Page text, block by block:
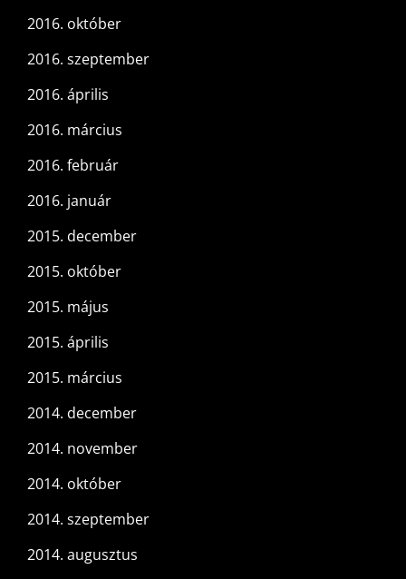
2016. október
2016. szeptember
2016. április
2016. március
2016. február
2016. január
2015. december
2015. október
2015. május
2015. április
2015. március
2014. december
2014. november
2014. október
2014. szeptember
2014. augusztus